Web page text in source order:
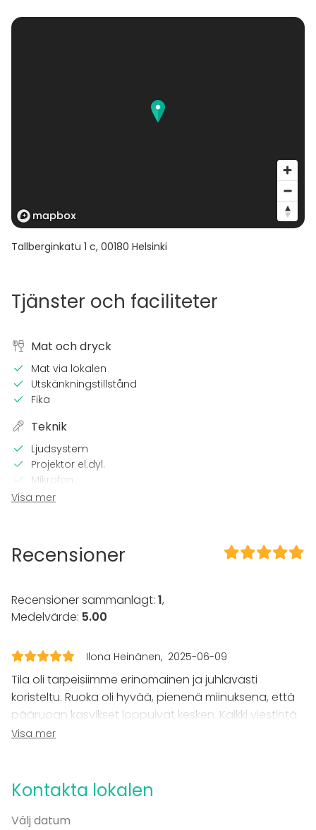
Tallberginkatu 1 c, 00180 Helsinki
Tjänster och faciliteter
Mat och dryck
Mat via lokalen
Utskänkningstillstånd
Fika
Teknik
Ljudsystem
Projektor el.dyl.
Mikrofon
Wi-Fi
Tillgänglighetsanpassad
Utrustning
Fest
Bröllop
Spa / relax / bastu
Middag / Lunch
Mässa / Utställning
Föreställning / show
Rekreation
Visa mer
Recensioner
Recensioner sammanlagt: 1,
Medelvärde: 5.00
Ilona Heinänen 2025-06-09
Tila oli tarpeisiimme erinomainen ja juhlavasti
koristeltu. Ruoka oli hyvää, pienenä miinuksena, että
pääruoan kasvikset loppuivat kesken. Kaikki viestintä
juhlapaikan ja henkilökunnan kanssa oli läpi prosessin
suosittelisin Hima & Sali-ravintolaa muillekin.
Visa mer
Kontakta lokalen
Välj datum